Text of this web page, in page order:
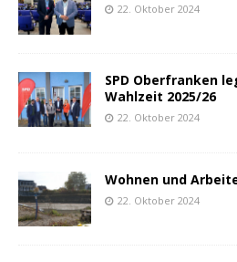
22. Oktober 2024
SPD Oberfranken
Wahlzeit 2025/26
22. Oktober 2024
Wohnen und
22. Oktober 2024